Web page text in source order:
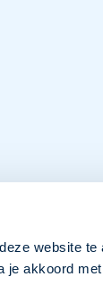
website
je akkoord